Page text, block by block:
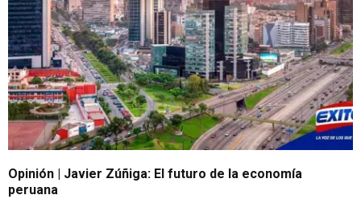
Opinión | Javier Zúñiga: El futuro de la economía
peruana